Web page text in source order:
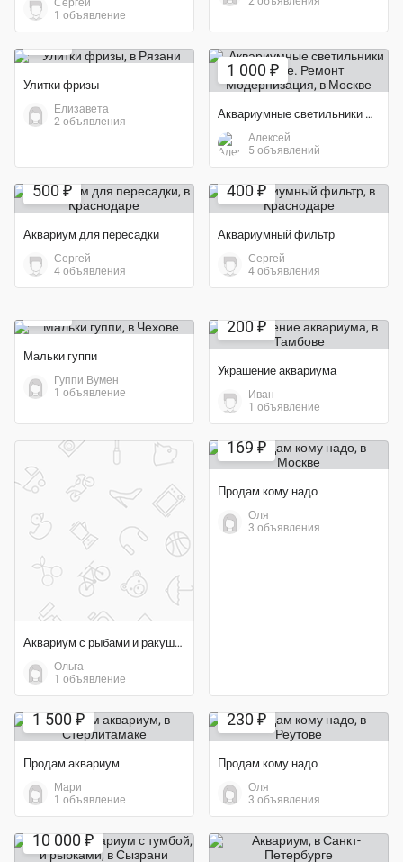
1 объявление
Улитки фризы
Елизавета
2 объявления
1 000 ₽
Аквариумные светильники любые. Ремонт Модернизация
Алексей
5 объявлений
500 ₽
Аквариум для пересадки
Сергей
4 объявления
400 ₽
Аквариумный фильтр
Сергей
4 объявления
Экономия 50%
Мальки гуппи
Гуппи Вумен
1 объявление
200 ₽
Украшение аквариума
Иван
1 объявление
Аквариум с рыбами и ракушками
Ольга
1 объявление
169 ₽
Продам кому надо
Оля
3 объявления
1 500 ₽
Продам аквариум
Мари
1 объявление
230 ₽
Продам кому надо
Оля
3 объявления
10 000 ₽